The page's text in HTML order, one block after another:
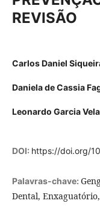
REVISÃO
Carlos Daniel
Daniela de Cassia
Leonardo Garcia
DOI: https://doi.org/
Palavras-chave:
Dental,